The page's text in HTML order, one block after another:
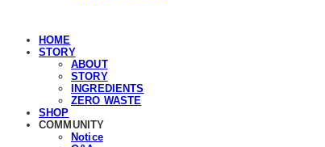
HOME
STORY
ABOUT
STORY
INGREDIENTS
ZERO WASTE
SHOP
COMMUNITY
Notice